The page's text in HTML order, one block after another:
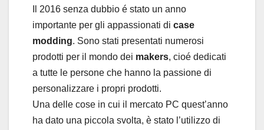
Il 2016 senza dubbio é stato un anno
importante per gli appassionati di case
modding. Sono stati presentati numerosi
prodotti per il mondo dei makers, cioé dedicati
a tutte le persone che hanno la passione di
personalizzare i propri prodotti.
Una delle cose in cui il mercato PC quest’anno
ha dato una piccola svolta, è stato l’utilizzo di